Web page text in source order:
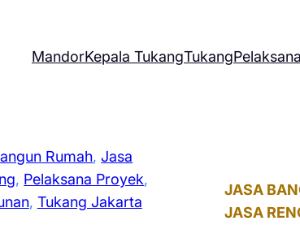
MandorKepala TukangTukang
Rumah, Jasa
, Pelaksana Proyek
, Tukang Jakarta
JASA
JASA